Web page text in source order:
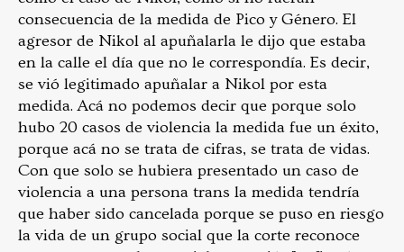
consecuencia de la medida de Pico y Género. El
agresor de Nikol al apuñalarla le dijo que estaba
en la calle el día que no le correspondía. Es decir,
se vió legitimado apuñalar a Nikol por esta
medida. Acá no podemos decir que porque solo
hubo 20 casos de violencia la medida fue un éxito,
porque acá no se trata de cifras, se trata de vidas.
Con que solo se hubiera presentado un caso de
violencia a una persona trans la medida tendría
que haber sido cancelada porque se puso en riesgo
la vida de un grupo social que la corte reconoce